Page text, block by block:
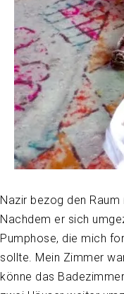
Nazir bezog den Raum
Nachdem er sich
Pumphose, die mich
sollte. Mein Zimmer
könne das